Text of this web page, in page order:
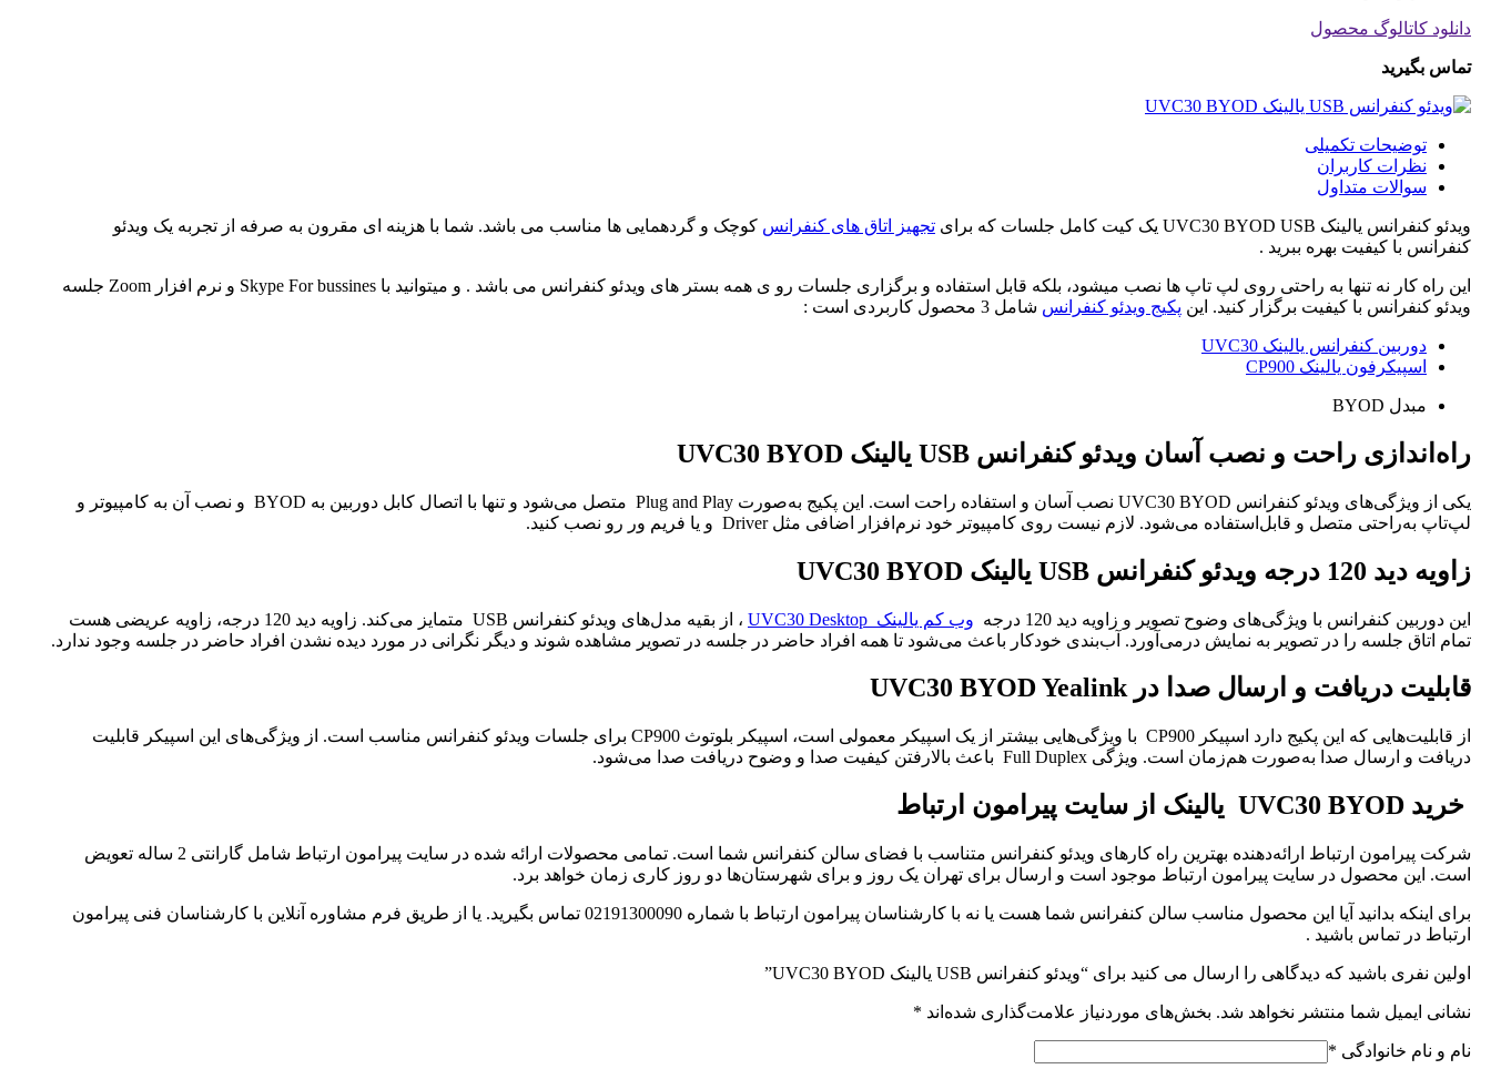
دانلود کاتالوگ محصول
تماس بگیرید
توضیحات تکمیلی
نظرات کاربران
سوالات متداول
ویدئو کنفرانس یالینک UVC30 BYOD USB یک کیت کامل جلسات که برای تجهیز اتاق های کنفرانس کوچک و گردهمایی ها مناسب می باشد. شما با هزینه ای مقرون به صرفه از تجربه یک ویدئو
کنفرانس با کیفیت بهره ببرید .
این راه کار نه تنها به راحتی روی لپ تاپ ها نصب میشود، بلکه قابل استفاده و برگزاری جلسات رو ی همه بستر های ویدئو کنفرانس می باشد . و میتوانید با Skype For bussines و نرم افزار Zoom جلسه
ویدئو کنفرانس با کیفیت برگزار کنید. این پکیج ویدئو کنفرانس شامل 3 محصول کاربردی است :
دوربین کنفرانس یالینک UVC30
اسپیکرفون یالینک CP900
مبدل BYOD
راه‌اندازی راحت و نصب آسان ویدئو کنفرانس
یکی از ویژگی‌های ویدئو کنفرانس UVC30 BYOD نصب آسان و استفاده راحت است. این پکیج به‌صورت Plug and Play متصل می‌شود و تنها با اتصال کابل دوربین به BYOD و نصب آن به کامپیوتر و
لپ‌تاپ به‌راحتی متصل و قابل‌استفاده می‌شود. لازم نیست روی کامپیوتر خود نرم‌افزار اضافی مثل Driver و یا فریم ور رو نصب کنید.
زاویه دید 120 درجه ویدئو کنفرانس
این دوربین کنفرانس با ویژگی‌های وضوح تصویر و زاویه دید 120 درجه وب کم یالینک UVC30 Desktop
، از بقیه مدل‌های ویدئو کنفرانس USB متمایز می‌کند. زاویه دید 120 درجه، زاویه عریضی هست
تمام اتاق جلسه را در تصویر به نمایش درمی‌آورد. آب‌بندی خودکار باعث می‌شود تا همه افراد حاضر در جلسه در تصویر مشاهده شوند و دیگر نگرانی در مورد دیده نشدن افراد حاضر در جلسه وجود ندارد.
قابلیت دریافت و ارسال صدا در UVC30 BYOD Yealink
از قابلیت‌هایی که این پکیج دارد اسپیکر CP900 با ویژگی‌هایی بیشتر از یک اسپیکر معمولی است، اسپیکر بلوتوث CP900 برای جلسات ویدئو کنفرانس مناسب است. از ویژگی‌های این اسپیکر قابلیت
دریافت و ارسال صدا به‌صورت هم‌زمان است. ویژگی Full Duplex باعث بالارفتن کیفیت صدا و وضوح دریافت صدا می‌شود.
خرید UVC30 BYOD یالینک از سایت پیرامون ارتباط
شرکت پیرامون ارتباط ارائه‌دهنده بهترین راه کارهای ویدئو کنفرانس متناسب با فضای سالن کنفرانس شما است. تمامی محصولات ارائه شده در سایت پیرامون ارتباط شامل گارانتی 2 ساله تعویض
است. این محصول در سایت پیرامون ارتباط موجود است و ارسال برای تهران یک روز و برای شهرستان‌ها دو روز کاری زمان خواهد برد.
برای اینکه بدانید آیا این محصول مناسب سالن کنفرانس شما هست یا نه با کارشناسان پیرامون ارتباط با شماره 02191300090 تماس بگیرید. یا از طریق فرم مشاوره آنلاین با کارشناسان فنی پیرامون
ارتباط در تماس باشید .
اولین نفری باشید که دیدگاهی را ارسال می کنید برای “ویدئو کنفرانس USB یالینک UVC30 BYOD”
نشانی ایمیل شما منتشر نخواهد شد. بخش‌های موردنیاز علامت‌گذاری شده‌اند *
نام و نام خانوادگی *